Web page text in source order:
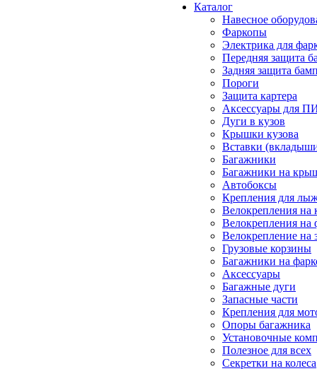
Каталог
Навесное
Фаркопы
Электрика для
Передняя защита
Задняя защита
Пороги
Защита картера
Аксессуары для
Дуги в кузов
Крышки кузова
Вставки
Багажники
Багажники на
Автобоксы
Крепления для
Велокрепления
Велокрепления на
Велокрепление на
Грузовые корзины
Багажники на
Аксессуары
Багажные дуги
Запасные части
Крепления для
Опоры багажника
Установочные
Полезное для всех
Секретки на колеса